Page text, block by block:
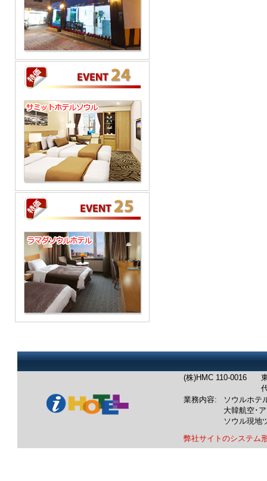
(株)HMC 110-0016
業務内容:
ソウルホテ
大韓航空･
ソウル現地
弊社サイトのシステム